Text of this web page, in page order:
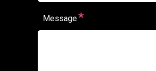
Message*